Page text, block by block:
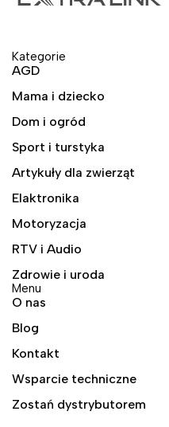
Kategorie
AGD
Mama i dziecko
Dom i ogród
Sport i turstyka
Artykuły dla zwierząt
Elaktronika
Motoryzacja
RTV i Audio
Zdrowie i uroda
Menu
O nas
Blog
Kontakt
Wsparcie techniczne
Zostań dystrybutorem